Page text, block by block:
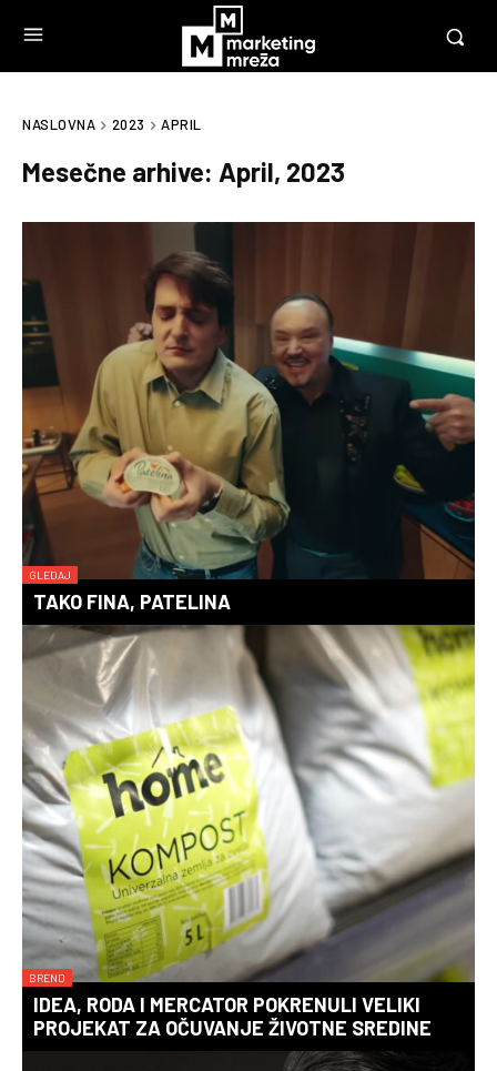
NASLOVNA 2023 APRIL
Mesečne arhive: April, 2023
GLEDAJ
TAKO FINA, PATELINA
BREND
IDEA, RODA I MERCATOR POKRENULI VELIKI
PROJEKAT ZA OČUVANJE ŽIVOTNE SREDINE